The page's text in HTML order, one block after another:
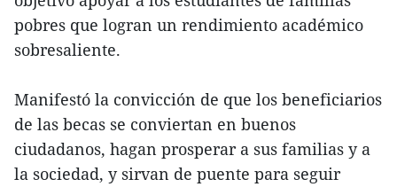
pobres que logran un rendimiento académico
sobresaliente.
Manifestó la convicción de que los beneficiarios
de las becas se conviertan en buenos
ciudadanos, hagan prosperar a sus familias y a
la sociedad, y sirvan de puente para seguir